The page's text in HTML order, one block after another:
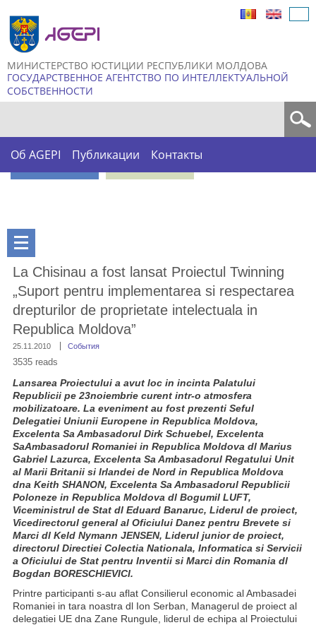
МИНИСТЕРСТВО ЮСТИЦИИ РЕСПУБЛИКИ МОЛДОВА
ГОСУДАРСТВЕННОЕ АГЕНТСТВО ПО ИНТЕЛЛЕКТУАЛЬНОЙ
СОБСТВЕННОСТИ
Об AGEPI Публикации Контакты
La Chisinau a fost lansat Proiectul Twinning
„Suport pentru implementarea si respectarea
drepturilor de proprietate intelectuala in
Republica Moldova”
25.11.2010 События
Lansarea Proiectului a avut loc in incinta Palatului
Republicii pe 23noiembrie curent intr-o atmosfera
mobilizatoare. La eveniment au fost prezenti Seful
Delegatiei Uniunii Europene in Republica Moldova,
Excelenta Sa Ambasadorul Dirk Schuebel, Excelenta
SaAmbasadorul Romaniei in Republica Moldova dl Marius
Gabriel Lazurca, Excelenta Sa Ambasadorul Regatului Unit
al Marii Britanii si Irlandei de Nord in Republica Moldova
dna Keith SHANON, Excelenta Sa Ambasadorul Republicii
Poloneze in Republica Moldova dl Bogumil LUFT,
Viceministrul de Stat dl Eduard Banaruc, Liderul de proiect,
Vicedirectorul general al Oficiului Danez pentru Brevete si
Marci dl Keld Nymann JENSEN, Liderul junior de proiect,
directorul Directiei Colectia Nationala, Informatica si Servicii
a Oficiului de Stat pentru Inventii si Marci din Romania dl
Bogdan BORESCHIEVICI.
Printre participanti s-au aflat Consilierul economic al Ambasadei
Romaniei in tara noastra dl Ion Serban, Managerul de proiect al
delegatiei UE dna Zane Rungule, liderul de echipa al Proiectului
3535 reads